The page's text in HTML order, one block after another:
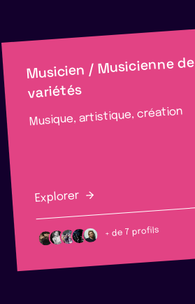
Musicien / Musicienne de
variétés
Musique, artistique, création
Explorer
+ de 7 profils